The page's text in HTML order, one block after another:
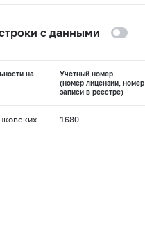
с данными
на
Учетный номер
(номер лицензии, номер
записи в реестре)
1680